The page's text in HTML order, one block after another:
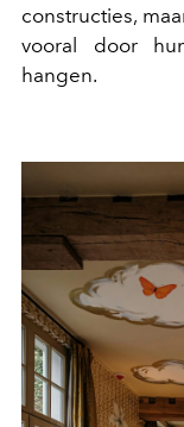
constructies,
vooral door
hangen.